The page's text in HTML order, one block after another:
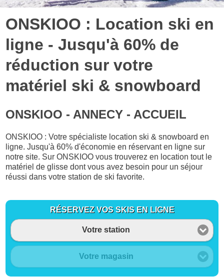
ONSKIOO : Location ski en
ligne - Jusqu'à 60% de
réduction sur votre
matériel ski & snowboard
ONSKIOO - ANNECY - ACCUEIL
ONSKIOO : Votre spécialiste location ski & snowboard en
ligne. Jusqu'à 60% d'économie en réservant en ligne sur
notre site. Sur ONSKIOO vous trouverez en location tout le
matériel de glisse dont vous avez besoin pour un séjour
réussi dans votre station de ski favorite.
RÉSERVEZ VOS SKIS EN LIGNE
Votre station
Votre magasin